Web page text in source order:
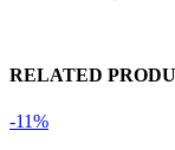
RELATED
-11%